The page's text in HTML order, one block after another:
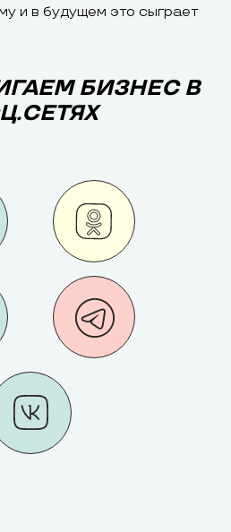
и в будущем это сыграет
БИЗНЕС В